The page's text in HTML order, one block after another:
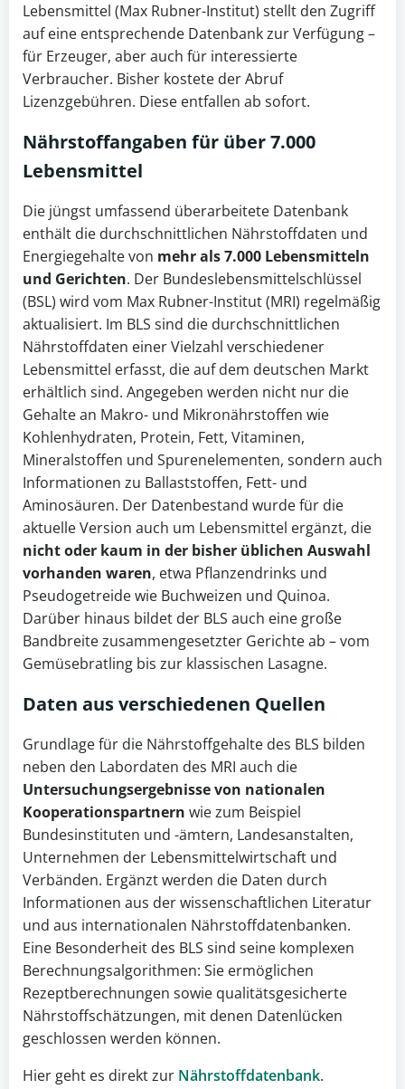
Lebensmittel (Max Rubner-Institut) stellt den Zugriff
auf eine entsprechende Datenbank zur Verfügung –
für Erzeuger, aber auch für interessierte
Verbraucher. Bisher kostete der Abruf
Lizenzgebühren. Diese entfallen ab sofort.
Nährstoffangaben für über 7.000
Lebensmittel
Die jüngst umfassend überarbeitete Datenbank
enthält die durchschnittlichen Nährstoffdaten und
Energiegehalte von mehr als 7.000 Lebensmitteln
und Gerichten. Der Bundeslebensmittelschlüssel
(BSL) wird vom Max Rubner-Institut (MRI) regelmäßig
aktualisiert. Im BLS sind die durchschnittlichen
Nährstoffdaten einer Vielzahl verschiedener
Lebensmittel erfasst, die auf dem deutschen Markt
erhältlich sind. Angegeben werden nicht nur die
Gehalte an Makro- und Mikronährstoffen wie
Kohlenhydraten, Protein, Fett, Vitaminen,
Mineralstoffen und Spurenelementen, sondern auch
Informationen zu Ballaststoffen, Fett- und
Aminosäuren. Der Datenbestand wurde für die
aktuelle Version auch um Lebensmittel ergänzt, die
nicht oder kaum in der bisher üblichen Auswahl
vorhanden waren, etwa Pflanzendrinks und
Pseudogetreide wie Buchweizen und Quinoa.
Darüber hinaus bildet der BLS auch eine große
Bandbreite zusammengesetzter Gerichte ab – vom
Gemüsebratling bis zur klassischen Lasagne.
Daten aus verschiedenen Quellen
Grundlage für die Nährstoffgehalte des BLS bilden
neben den Labordaten des MRI auch die
Untersuchungsergebnisse von nationalen
Kooperationspartnern wie zum Beispiel
Bundesinstituten und -ämtern, Landesanstalten,
Unternehmen der Lebensmittelwirtschaft und
Verbänden. Ergänzt werden die Daten durch
Informationen aus der wissenschaftlichen Literatur
und aus internationalen Nährstoffdatenbanken.
Eine Besonderheit des BLS sind seine komplexen
Berechnungsalgorithmen: Sie ermöglichen
Rezeptberechnungen sowie qualitätsgesicherte
Nährstoffschätzungen, mit denen Datenlücken
geschlossen werden können.
Hier geht es direkt zur Nährstoffdatenbank.